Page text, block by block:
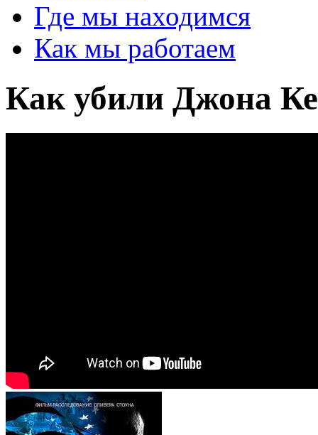
Где мы находимся
Как мы работаем
Как убили Джона